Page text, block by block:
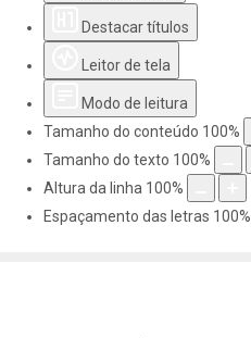
Destacar títulos
Leitor de tela
Modo de leitura
Tamanho do conteúdo 100%
Tamanho do texto 100%
Altura da linha 100%
Espaçamento das letras 100%